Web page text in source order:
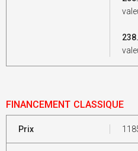
FINANCEMENT CLASSIQUE
Prix